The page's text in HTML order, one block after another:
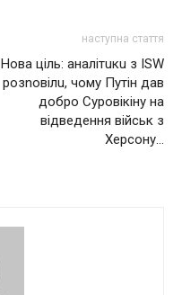
наступна стаття
Нова ціль: аналітuкu з ISW
розnовілu, чому Путін дав
добро Суровікіну на
відвeдeння військ з
Хeрсону…